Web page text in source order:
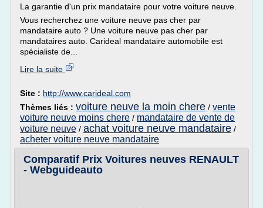
La garantie d'un prix mandataire pour votre voiture neuve.
Vous recherchez une voiture neuve pas cher par
mandataire auto ? Une voiture neuve pas cher par
mandataires auto. Carideal mandataire automobile est
spécialiste de...
Lire la suite
Site : http://www.carideal.com
Thèmes liés : voiture neuve la moin chere / vente
voiture neuve moins chere / mandataire de vente de
voiture neuve / achat voiture neuve mandataire /
acheter voiture neuve mandataire
Comparatif Prix Voitures neuves RENAULT
- Webguideauto